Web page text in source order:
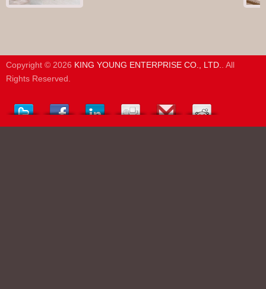
Copyright © 2026 KING YOUNG ENTERPRISE CO., LTD.
. All
Rights Reserved.